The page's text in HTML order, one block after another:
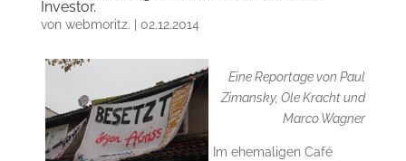
Investor.
von webmoritz. 02.12.2014
Eine Reportage von Paul
Zimansky, Ole Kracht und
Marco Wagner
Im ehemaligen Café